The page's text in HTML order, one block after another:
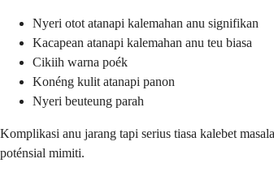
Nyeri otot atanapi kalemahan anu signifikan
Kacapean atanapi kalemahan anu teu biasa
Cikiih warna poék
Konéng kulit atanapi panon
Nyeri beuteung parah
Komplikasi anu jarang tapi serius tiasa kalebet
poténsial mimiti.